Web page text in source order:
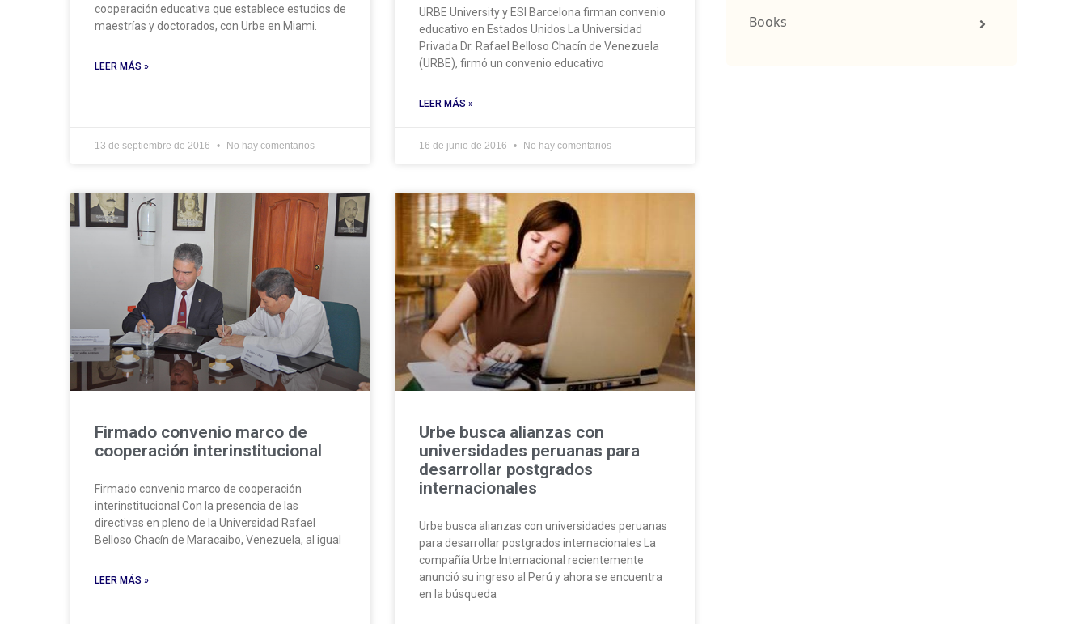
cooperación educativa que establece estudios de
maestrías y doctorados, con Urbe en Miami.
LEER MÁS »
13 de septiembre de 2016 No hay comentarios
URBE University y ESI Barcelona firman convenio
educativo en Estados Unidos La Universidad
Privada Dr. Rafael Belloso Chacín de Venezuela
(URBE), firmó un convenio educativo
LEER MÁS »
16 de junio de 2016 No hay comentarios
Firmado convenio marco de
cooperación interinstitucional
Firmado convenio marco de cooperación
interinstitucional Con la presencia de las
directivas en pleno de la Universidad Rafael
Belloso Chacín de Maracaibo, Venezuela, al igual
LEER MÁS »
Urbe busca alianzas con
universidades peruanas para
desarrollar postgrados
internacionales
Urbe busca alianzas con universidades peruanas
para desarrollar postgrados internacionales La
compañía Urbe Internacional recientemente
anunció su ingreso al Perú y ahora se encuentra
en la búsqueda
Books